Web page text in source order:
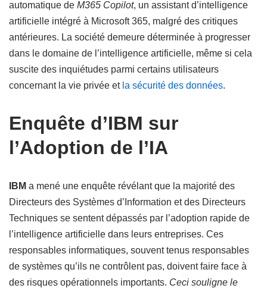
automatique de M365 Copilot, un assistant d’intelligence
artificielle intégré à Microsoft 365, malgré des critiques
antérieures. La société demeure déterminée à progresser
dans le domaine de l’intelligence artificielle, même si cela
suscite des inquiétudes parmi certains utilisateurs
concernant la vie privée et la sécurité des données.
Enquête d’IBM sur
l’Adoption de l’IA
IBM a mené une enquête révélant que la majorité des
Directeurs des Systèmes d’Information et des Directeurs
Techniques se sentent dépassés par l’adoption rapide de
l’intelligence artificielle dans leurs entreprises. Ces
responsables informatiques, souvent tenus responsables
de systèmes qu’ils ne contrôlent pas, doivent faire face à
des risques opérationnels importants. Ceci souligne le